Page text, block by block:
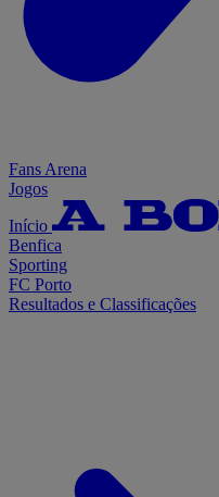
Fans Arena
Jogos
Início
Benfica
Sporting
FC Porto
Resultados e Classificações